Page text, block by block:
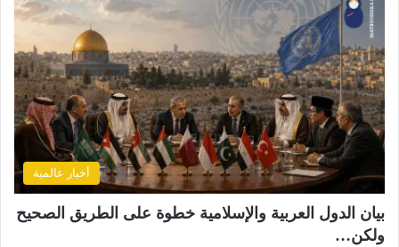
أخبار عالمية
بيان الدول العربية والإسلامية خطوة على الطريق الصحيح
ولكن…